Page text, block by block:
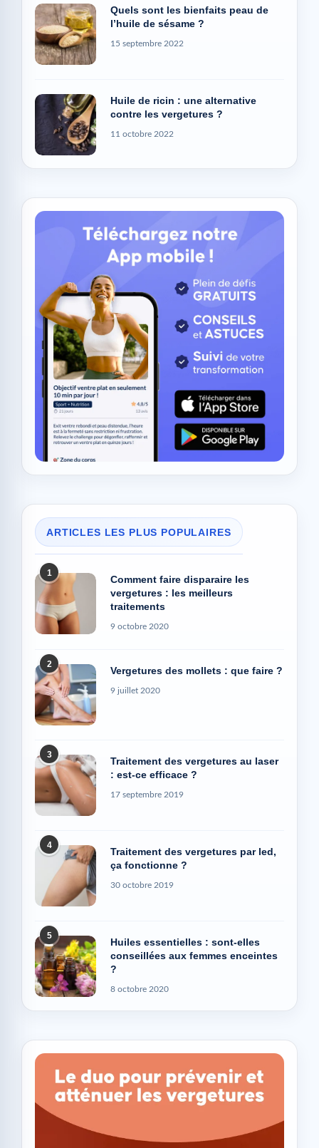
Quels sont les bienfaits peau de
l’huile de sésame ?
15 septembre 2022
Huile de ricin : une alternative
contre les vergetures ?
11 octobre 2022
ARTICLES LES PLUS POPULAIRES
1
Comment faire disparaire les
vergetures : les meilleurs
traitements
9 octobre 2020
2
Vergetures des mollets : que faire ?
9 juillet 2020
3
Traitement des vergetures au laser
: est-ce efficace ?
17 septembre 2019
4
Traitement des vergetures par led,
ça fonctionne ?
30 octobre 2019
5
Huiles essentielles : sont-elles
conseillées aux femmes enceintes
?
8 octobre 2020